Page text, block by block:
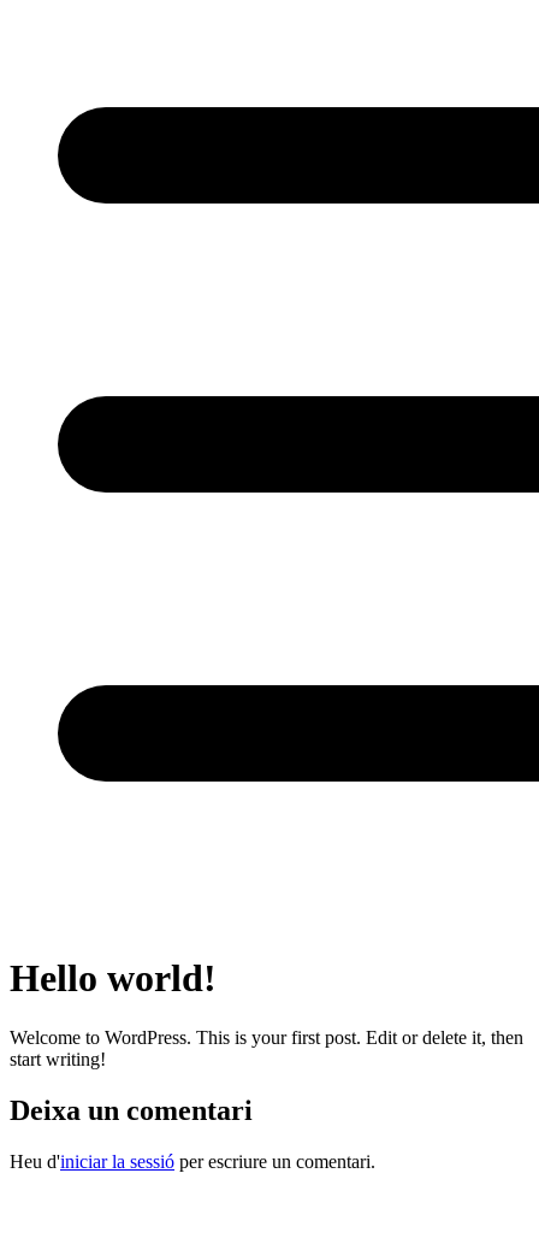
Hello world!
Welcome to WordPress. This is your first post. Edit or delete it, then
start writing!
Deixa un comentari
Heu d'iniciar la sessió per escriure un comentari.